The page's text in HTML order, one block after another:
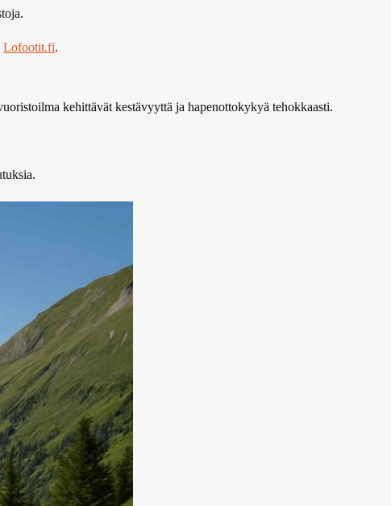
Lofootit.fi.
kehittävät kestävyyttä ja hapenottokykyä tehokkaasti.